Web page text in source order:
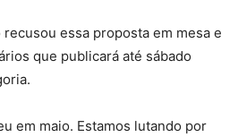
essa proposta em mesa e
que publicará até sábado
em maio. Estamos lutando por